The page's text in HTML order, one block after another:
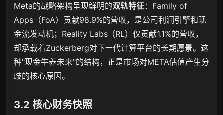
Meta的战略架构呈现鲜明的双轨特征：Family of
Apps（FoA）贡献98.9%的营收，是公司利润引擎和现
金流发动机；Reality Labs（RL）仅贡献1.1%的营收，
却承载着Zuckerberg对下一代计算平台的长期愿景。这
种"现金牛养未来"的结构，正是市场对META估值产生分
歧的核心原因。
3.2 核心财务快照